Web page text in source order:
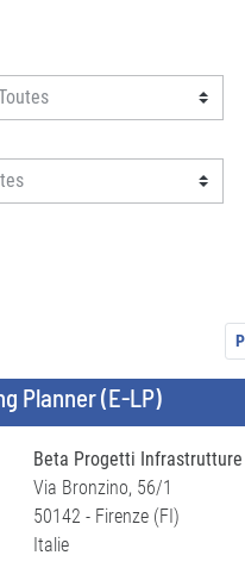
Planner (E-LP)
Beta Progetti Infrastrutture
Via Bronzino, 56/1
50142 - Firenze (FI)
Italie